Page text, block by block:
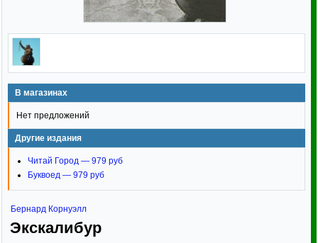
В магазинах
Нет предложений
Другие издания
Читай Город — 979 руб
Буквоед — 979 руб
Бернард Корнуэлл
Экскалибур